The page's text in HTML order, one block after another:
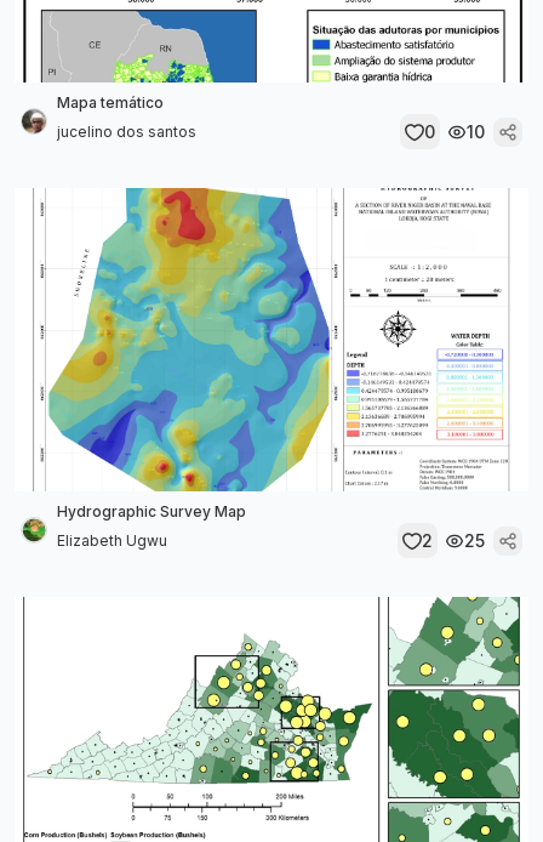
Mapa temático
jucelino dos santos
0 10
Hydrographic Survey Map
Elizabeth Ugwu
2 25